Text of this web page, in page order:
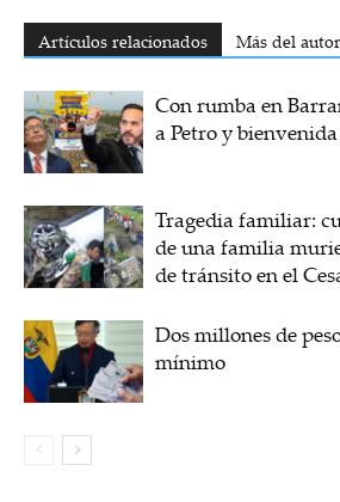
Artículos relacionados Más del autor
Con rumba en
a Petro y
Tragedia familiar:
de una familia
de tránsito en el
Dos millones de
mínimo